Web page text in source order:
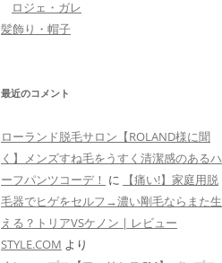
ロジェ・ガレ
髪飾り・帽子
最近のコメント
ローランド脱毛サロン【ROLAND様に聞
く】メンズすね毛をうすく清潔感のあるハ
ーフパンツコーデ！ に
【痛い!】家庭用脱
毛器でヒゲをセルフ→濃い剛毛ならまた生
える？トリアVSケノン | レビュー
STYLE.COM より